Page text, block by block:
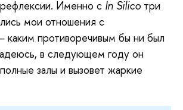
Именно с In Silico три
мои отношения с
противоречивым бы ни был
в следующем году он
залы и вызовет жаркие